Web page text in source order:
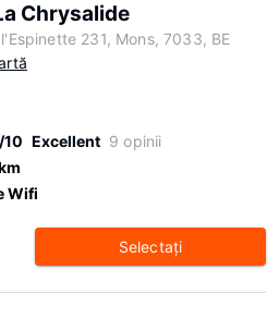
Chrysalide
231, Mons, 7033, BE
10 Excellent 9 opinii
Wifi
Selectaţi